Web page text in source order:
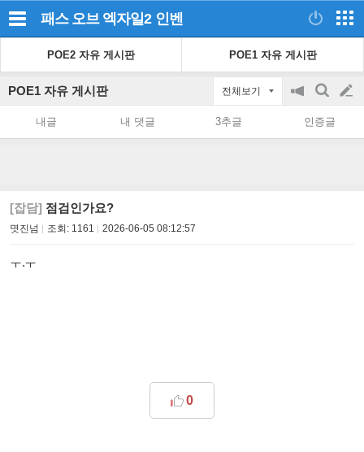
패스 오브 엑자일2 인벤
POE2 자유 게시판 POE1 자유 게시판
POE1 자유 게시판 전체보기
공
on/off
검
색
글
쓰
내글 내 댓글 3추글 인증글
[잡담] 점검인가요?
몃진넘 조회: 1161 2026-06-05 08:12:57
ㅜ.ㅜ
0